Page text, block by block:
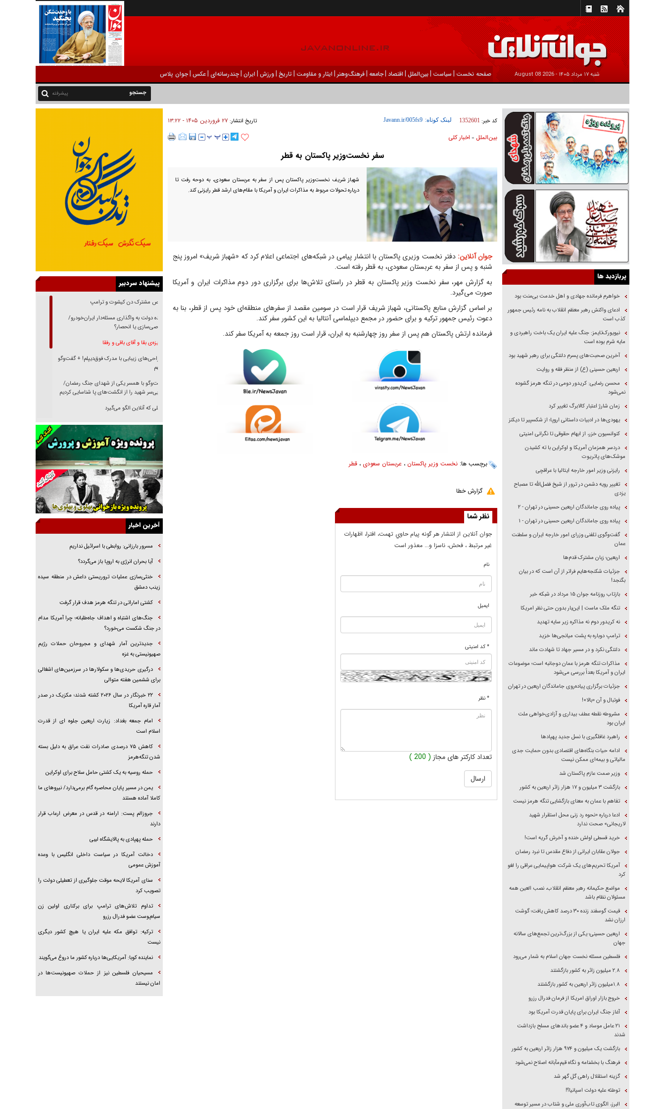
شنبه ۱۷ مرداد ۱۴۰۵ - 2026 August 08 صفحه نخست | سیاست |بين‌الملل | اقتصاد |جامعه |فرهنگ‌و‌هنر | ایثار و مقاومت |تاریخ |ورزش | ايران |چندرسانه‌ای |عکس |جوان پلاس
پیشرفته
کد خبر: 1352601 لینک کوتاه: تاریخ انتشار: ۲۷ فروردين ۱۴۰۵ - ۱۳:۲۲
بين‌الملل » اخبار كلی
سفر نخست‌وزیر پاکستان به قطر
شهباز شریف نخست‌وزیر پاکستان پس از سفر به عربستان سعودی، به دوحه رفت تا
درباره تحولات مربوط به مذاکرات ایران و آمریکا با مقام‌های ارشد قطر رایزنی کند.
جوان آنلاین: دفتر نخست وزیری پاکستان با انتشار پیامی در شبکه‌های اجتماعی اعلام کرد که «شهباز شریف» امروز پنج
شنبه و پس از سفر به عربستان سعودی، به قطر رفته است.
به گزارش مهر، سفر نخست وزیر پاکستان به قطر در راستای تلاش‌ها برای برگزاری دور دوم مذاکرات ایران و آمریکا
صورت می‌گیرد.
بر اساس گزارش منابع پاکستانی، شهباز شریف قرار است در سومین مقصد از سفر‌های منطقه‌ای خود پس از قطر، بنا به
دعوت رئیس جمهور ترکیه و برای حضور در مجمع دیپلماسی آنتالیا به این کشور سفر کند.
فرمانده ارتش پاکستان هم پس از سفر روز چهارشنبه به ایران، قرار است روز جمعه به آمریکا سفر کند.
برچسب ها: نخست وزیر پاکستان ، عربستان سعودی ، قطر
گزارش خطا
نظر شما
جوان آنلاين از انتشار هر گونه پيام حاوي تهمت، افترا، اظهارات
غير مرتبط ، فحش، ناسزا و... معذور است
نام
ایمیل
* کد امنیتی
* نظر
تعداد کارکتر های مجاز ( 200 )
پربازدید ها
خواهرم فرمانده جهادی و اهل خدمت بی‌منت بود
ادعای واکنش رهبر معظم انقلاب به نامه رئیس جمهور
کذب است
نیویورک‌تایمز: جنگ علیه ایران یک باخت راهبردی و
مایه شرم بوده است
آخرین صحبت‌های پسرم دلتنگی برای رهبر شهید بود
اربعین حسینی (ع) از منظر فقه و روایت
محسن رضایی: کریدور دومی در تنگه هرمز گشوده
نمی‌شود
زمان شارژ اعتبار کالابرگ تغییر کرد
یهودی‌ها در ادبیات داستانی اروپا؛ از شکسپیر تا دیکنز
کنوانسیون خزر، از ابهام حقوقی تا نگرانی امنیتی
دردسر همزمان آمریکا و اوکراین با ته کشیدن
موشک‌های پاتریوت
رایزنی وزیر امور خارجه ایتالیا با عراقچی
تغییر رویه دشمن در ترور از شیخ فضل‌الله تا مصباح
یزدی
پیاده روی جاماندگان اربعین حسینی در تهران - ۲
پیاده روی جاماندگان اربعین حسینی در تهران - ۱
گفت‌وگوی تلفنی وزرای امور خارجه ایران و سلطنت
عمان
اربعین؛ زبان مشترک قدم‌ها
جزئیات شکنجه‌هایم فراتر از آن است که در بیان
بگنجد!
بازتاب روزنامه جوان ۱۵ مرداد در شبکه خبر
تنگه ملک ماست | این‌بار بدون حتی نظر امریکا
نه کریدور دوم نه مذاکره زیر سایه تهدید
ترامپ دوباره به پشت میانجی‌ها خزید
دلتنگی نکرد و در مسیر جهاد تا شهادت ماند
مذاکرات تنگه هرمز با عمان دوجانبه است؛ موضوعات
ایران و آمریکا بعداً بررسی می‌شود
جزئیات برگزاری پیاده‌روی جاماندگان اربعین در تهران
فوتبال و آن «بالا»!
مشروطه نقطه عطف بیداری و آزادی‌خواهی ملت
ایران بود
راهبرد غافلگیری با نسل جدید پهپاد‌ها
ادامه حیات بنگاه‌های اقتصادی بدون حمایت جدی
مالیاتی و بیمه‌ای ممکن نیست
وزیر صمت عازم پاکستان شد
بازگشت ۳ میلیون و ۱۷ هزار زائر اربعین به کشور
تفاهم با عمان به معنای بازگشایی تنگه هرمز نیست
ادعا درباره «نحوه رد زنی محل استقرار شهید
لاریجانی» صحت ندارد
خرید قسطی اولش خنده و آخرش گریه است!
جولان عقابان ایرانی از دفاع مقدس تا نبرد رمضان
آمریکا تحریم‌های یک شرکت هواپیمایی عراقی را لغو
کرد
مواضع حکیمانه رهبر معظم انقلاب، نصب العین همه
مسئولان نظام باشد
قیمت گوسفند زنده ۳۰ درصد کاهش یافت؛ گوشت
ارزان نشد
اربعین حسینی؛ یکی از بزرگ‌ترین تجمع‌های سالانه
جهان
فلسطین مسئله نخست جهان اسلام به شمار می‌رود
۲.۸ میلیون زائر به کشور بازگشتند
۱.۸میلیون زائر اربعین به کشور بازگشتند
خروج بازار اوراق امریکا از فرمان فدرال رزرو
آغاز جنگ ایران برای پایان قدرت آمریکا بود
۲۱ عامل موساد و ۴ عضو باند‌های مسلح بازداشت
شدند
بازگشت یک میلیون و ۹۷۴ هزار زائر اربعین به کشور
فرهنگ با بخشنامه و نگاه قیم‌مآبانه اصلاح نمی‌شود
گزینه استقلال راهی گل گهر شد
توطئه علیه دولت اسپانیا؟!
البرز، الگوی تاب‌آوری ملی و شتاب در مسیر توسعه
پیشنهاد سردبیر
رقص مشترک دن کیشوت و ترامپ
دنده دولت به واگذاری مسئله‌دار ایران‌خودرو/
خصوصی‌سازی یا انحصار؟
غریزه‌ی بقا و آقای باقی و رفقا
جراحی‌های زیبایی با مدرک فوق‌دیپلم! + گفت‌وگو
با متهم
گفت‌وگو با همسر یکی از شهدای جنگ رمضان/
پیکر بی‌سر شهید را از انگشت‌های پا شناسایی کردیم
نسلی که آنلاین الگو می‌گیرد
گفت‌وگو با آیت‌الله جاودان/ جفای مخالفان مکانت
معنوی رهبر شهید را ارتقا می‌داد
راننده مست به قانون می‌خندد
همه آقای دوربینی شده‌ایم!
قصه ناتمام سرویس مدارس
آیا مقاومت فلسطین خلع‌سلاح می‌شود؟
الگوی وحدت‌آفرین در ادراک سیاست خارجی
گفتگوی دکتر اخوان مدیرمسئول روزنامه جوان با
آخرین اخبار
مسرور بارزانی: روابطی با اسرائیل نداریم
آیا بحران انرژی به اروپا باز می‌گردد؟
خنثی‌سازی عملیات تروریستی داعش در منطقه سیده
زینب دمشق
کشتی اماراتی در تنگه هرمز هدف قرار گرفت
جنگ‌های اشتباه و اهداف جاه‌طلبانه؛ چرا آمریکا مدام
در جنگ شکست می‌خورد؟
جدیدترین آمار شهدای و مجروحان حملات رژیم
صهیونیستی به غزه
درگیری حریدی‌ها و سکولارها در سرزمین‌های اشغالی
برای ششمین هفته متوالی
۲۲ خبرنگار در سال ۲۰۲۶ کشته شدند؛ مکزیک در صدر
آمار قاره آمریکا
امام جمعه بغداد: زیارت اربعین جلوه ای از قدرت
اسلام است
کاهش ۷۵ درصدی صادرات نفت عراق به دلیل بسته
شدن تنگه‌هرمز
حمله روسیه به یک کشتی حامل سلاح برای اوکراین
یمن در مسیر پایان محاصره گام برمی‌دارد/ نیرو‌های ما
کاملا آماده هستند
جروزالم پست: ارامنه در قدس در معرض ارعاب قرار
دارند
حمله پهپادی به پالایشگاه لیبی
دخالت آمریکا در سیاست داخلی انگلیس با وعده
آموزش عمومی
سنای آمریکا لایحه موقت جلوگیری از تعطیلی دولت را
تصویب کرد
تداوم تلاش‌های ترامپ برای برکناری اولین زن
سیاه‌پوست عضو فدرال رزرو
ترکیه: توافق مکه علیه ایران یا هیچ کشور دیگری
نیست
نماینده کوبا: آمریکایی‌ها درباره کشور ما دروغ می‌گویند
مسیحیان فلسطین نیز از حملات صهیونیست‌ها در
امان نیستند